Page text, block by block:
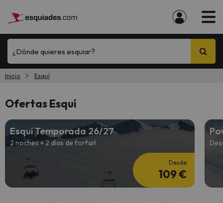
¿Dónde quieres esquiar?
Inicio Esquí
Ofertas Esquí
Esquí Temporada 26/27
2 noches + 2 días de forfait
Desde
109 €